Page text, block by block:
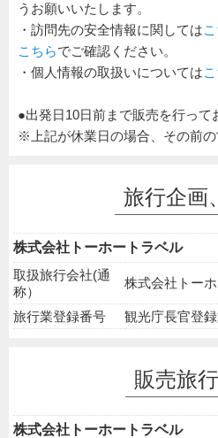
うお願いいたします。
・訪問先の安全情報に関しては
こちらでご確認ください。
・個人情報の取扱いについては
●出発日10日前まで販売を行って
※上記が休業日の場合、その前の
旅行企画
株式会社トーホートラベル
取扱旅行会社(通
称）
株式会社トー
旅行業登録番号 観光庁長官登
販売旅
株式会社トーホートラベル